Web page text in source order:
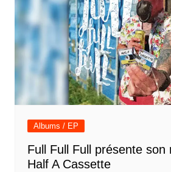
Albums / EP
Full Full Full présente son
Half A Cassette